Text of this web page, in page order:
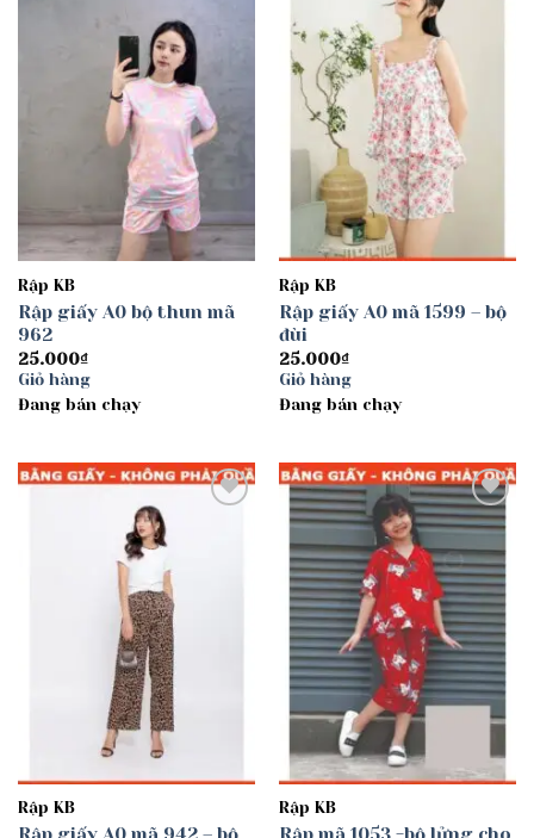
Rập KB
Rập giấy A0 bộ thun mã
962
25.000₫
Giỏ hàng
Đang bán chạy
Rập KB
Rập giấy A0 mã 1599 – bộ
đùi
25.000₫
Giỏ hàng
Đang bán chạy
Rập KB
Add to
Rập KB